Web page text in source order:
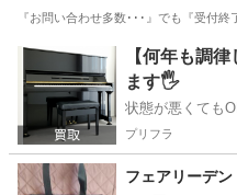
『お問い合わせ多数･･･』でも『受付
東京 台東区 南千住駅 家
【何年も調
ます🖐️
状態が悪くても
プリフラ
フェアリーデ